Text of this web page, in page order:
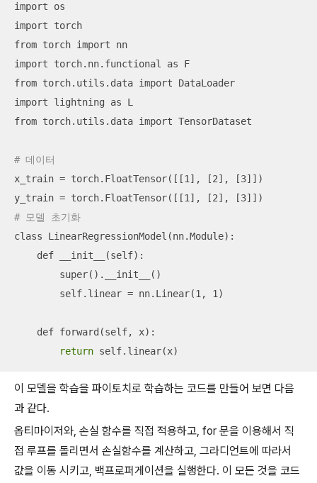
import os
import torch
from torch import nn
import torch.nn.functional as F
from torch.utils.data import DataLoader
import lightning as L
from torch.utils.data import TensorDataset
# 데이터
x_train = torch.FloatTensor([[1], [2], [3]])
# 모델 초기화
class LinearRegressionModel(nn.Module):
    def __init__(self):
        super().__init__()
        self.linear = nn.Linear(1, 1)
    def forward(self, x):
return self.linear(x)
이 모델을 학습을 파이토치로 학습하는 코드를 만들어 보면 다음
과 같다.
옵티마이저와, 손실 함수를 직접 적용하고, for 문을 이용해서 직
접 루프를 돌리면서 손실함수를 계산하고, 그라디언트에 따라서
값을 이동 시키고, 백프로퍼게이션을 실행한다. 이 모든 것을 코드